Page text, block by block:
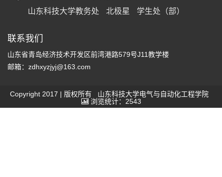
山东科技大学教务处
北极星 学生处（部）
联系我们
山东省青岛经济技术开发区前湾港路579号J11教学楼
邮箱：zdhxyzjyj@163.com
Copyright 2017 | 版权所有 山东科技大学电气与自动化工程学院
浏览统计：2543